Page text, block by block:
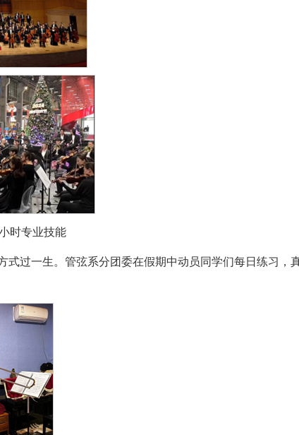
时专业技能
过一生。管弦系分团委在假期中动员同学们每日练习，